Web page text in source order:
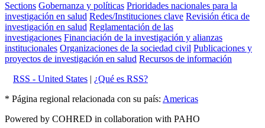
Sections Gobernanza y políticas Prioridades nacionales para la
investigación en salud Redes/Instituciones clave Revisión ética de
investigación en salud Reglamentación de las
investigaciones Financiación de la investigación y alianzas
institucionales Organizaciones de la sociedad civil Publicaciones y
proyectos de investigación en salud Recursos de información
RSS - United States | ¿Qué es RSS?
* Página regional relacionada con su país: Americas
Powered by COHRED in collaboration with PAHO